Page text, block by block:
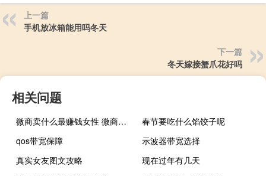
上一篇
手机放冰箱能用吗冬天
下一篇
冬天嫁接蟹爪花好吗
相关问题
微商卖什么最赚钱女性 微商卖什么最赚钱
春节要吃什么馅饺子呢
qos带宽保障
示波器带宽选择
真实女友图文攻略
现在过年有几天